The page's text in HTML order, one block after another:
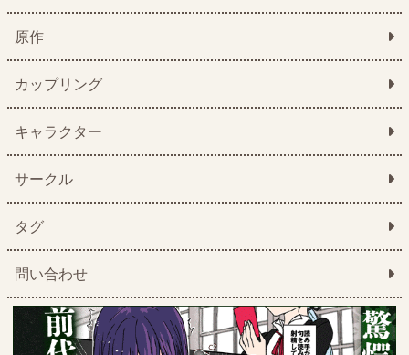
原作
カップリング
キャラクター
サークル
タグ
問い合わせ